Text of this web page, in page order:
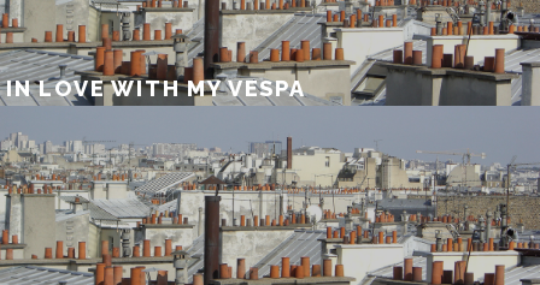
IN LOVE WITH MY VESPA